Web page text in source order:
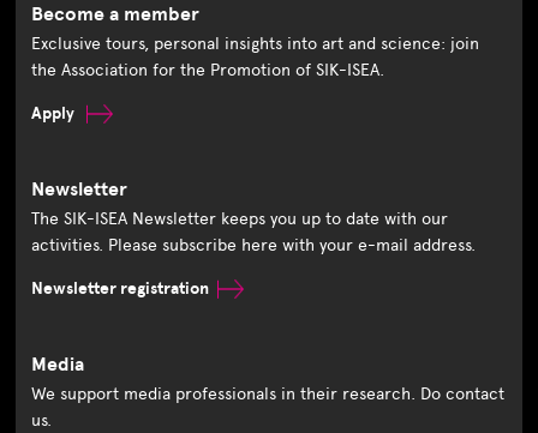
Become a member
Exclusive tours, personal insights into art and science: join
the Association for the Promotion of SIK-ISEA.
Apply
Newsletter
The SIK-ISEA Newsletter keeps you up to date with our
activities. Please subscribe here with your e-mail address.
Newsletter registration
Media
We support media professionals in their research. Do contact
us.